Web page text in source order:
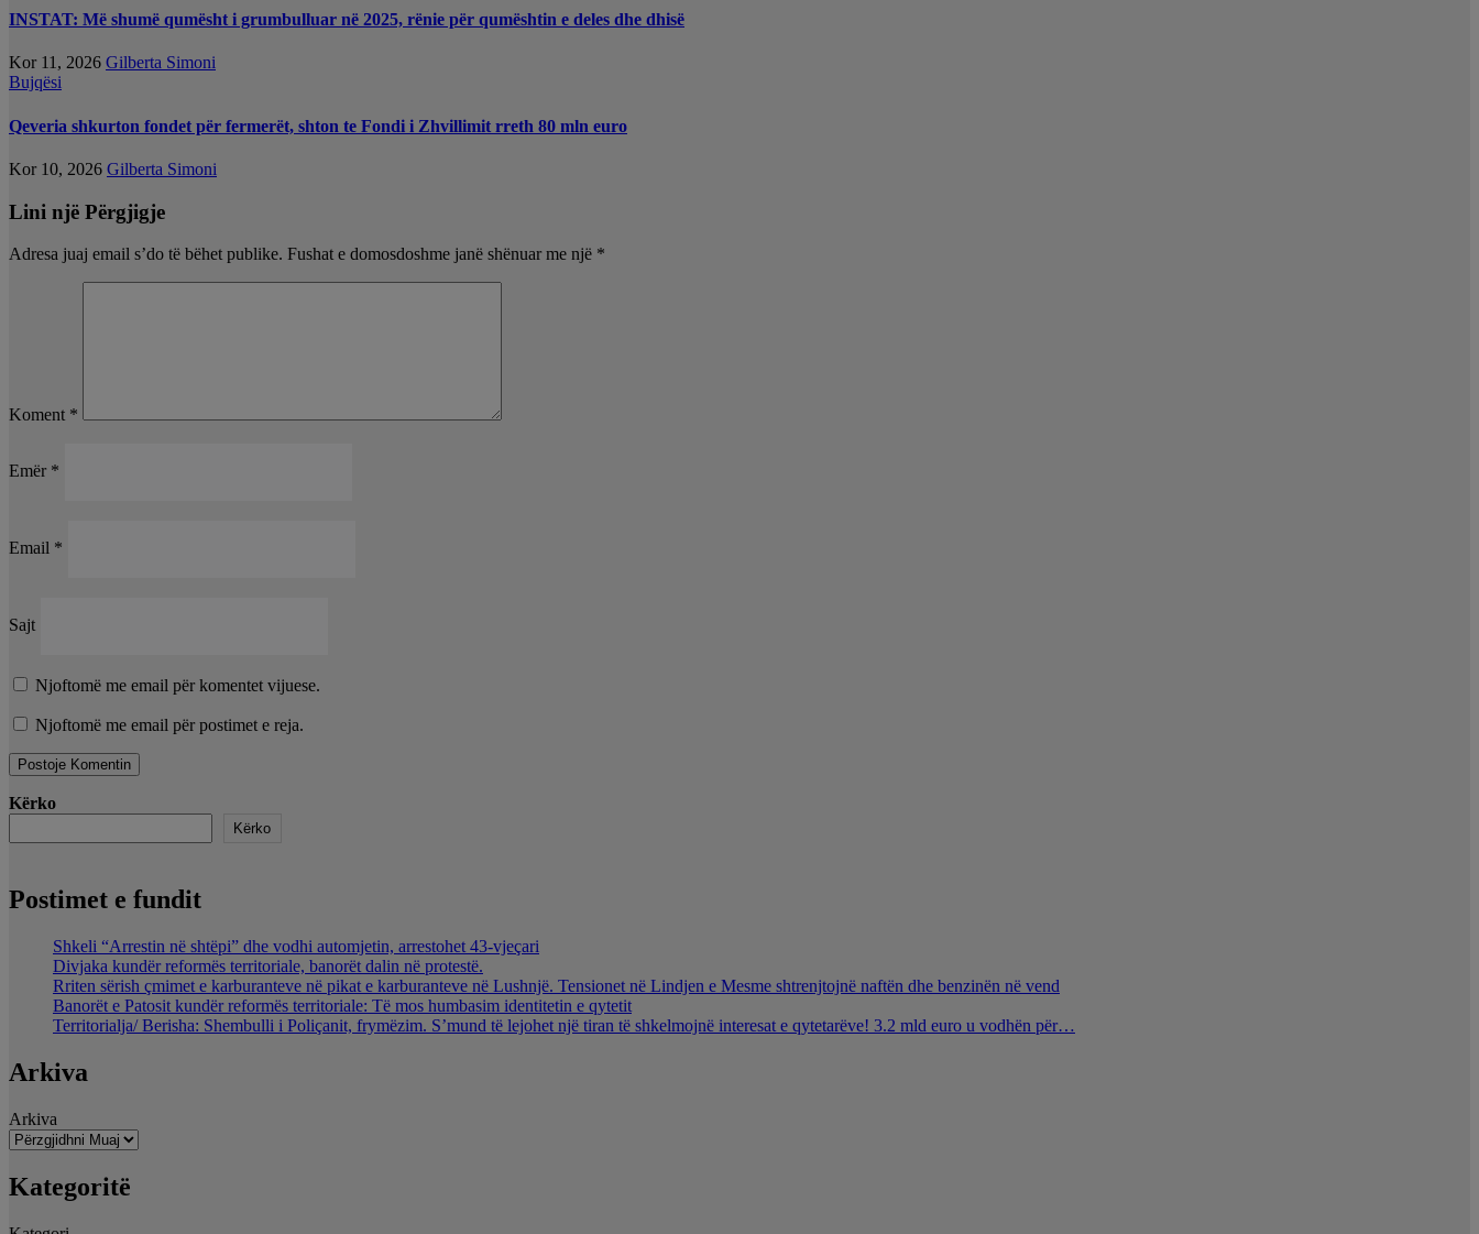
INSTAT: Më shumë qumësht i grumbulluar në 2025, rënie për qumështin e deles dhe dhisë
Kor 11, 2026 Gilberta Simoni
Bujqësi
Qeveria shkurton fondet për fermerët, shton te Fondi i Zhvillimit rreth 80 mln euro
Kor 10, 2026 Gilberta Simoni
Lini një Përgjigje
Adresa juaj email s’do të bëhet publike. Fushat e domosdoshme janë shënuar me një *
Koment *
Emër *
Email *
Sajt
Njoftomë me email për komentet vijuese.
Njoftomë me email për postimet e reja.
Kërko
Kërko
Postimet e fundit
Shkeli “Arrestin në shtëpi” dhe vodhi automjetin, arrestohet 43-vjeçari
Divjaka kundër reformës territoriale, banorët dalin në protestë.
Rriten sërish çmimet e karburanteve në pikat e karburanteve në Lushnjë. Tensionet në Lindjen e Mesme shtrenjtojnë naftën dhe benzinën në vend
Banorët e Patosit kundër reformës territoriale: Të mos humbasim identitetin e qytetit
Territorialja/ Berisha: Shembulli i Poliçanit, frymëzim. S’mund të lejohet një tiran të shkelmojnë interesat e qytetarëve! 3.2 mld euro u vodhën për…
Arkiva
Arkiva
Kategoritë